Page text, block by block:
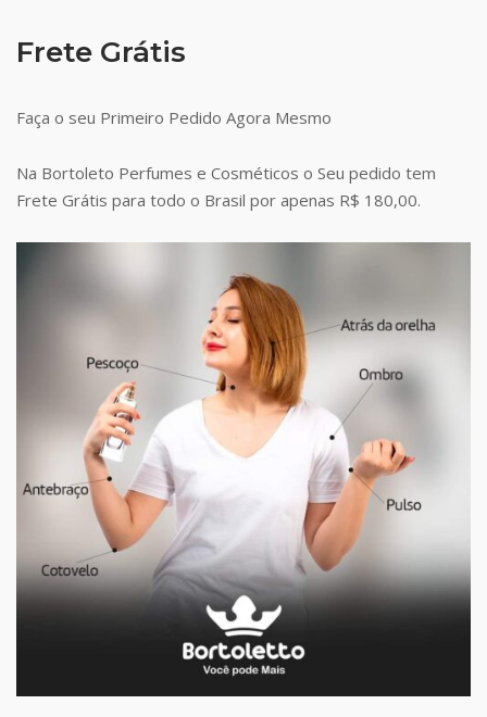
Frete Grátis
Faça o seu Primeiro Pedido Agora Mesmo
Na Bortoleto Perfumes e Cosméticos o Seu pedido tem
Frete Grátis para todo o Brasil por apenas R$ 180,00.